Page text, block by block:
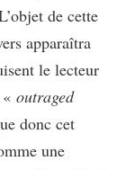
de cette
apparaîtra
le lecteur
outraged
donc cet
une